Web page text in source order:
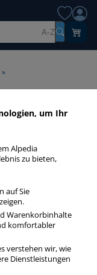
A-Z
»
75
75
Din Lang
um Ihr
Alpedia
zu bieten,
auf Sie
Warenkorbinhalte
komfortabler
verstehen wir, wie
Dienstleistungen